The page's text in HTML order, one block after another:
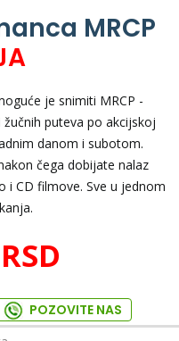
MRCP
je snimiti MRCP -
puteva po akcijskoj
danom i subotom.
čega dobijate nalaz
i CD filmove. Sve u jednom
POZOVITE NAS